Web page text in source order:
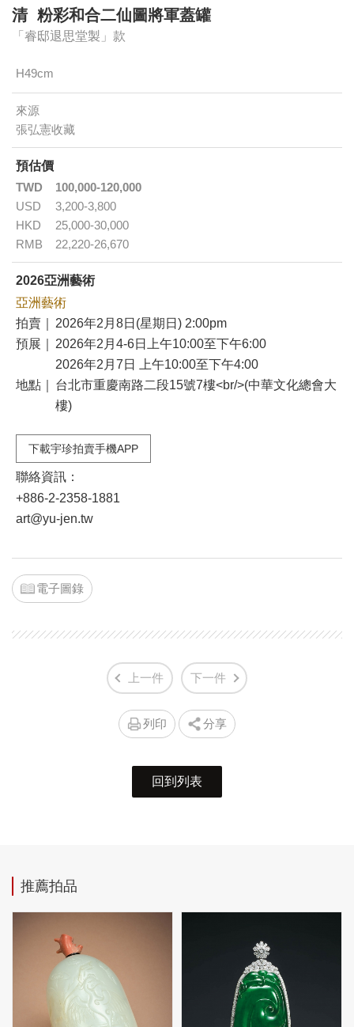
清 粉彩和合二仙圖將軍蓋罐
「睿邸退思堂製」款
H49cm
來源
張弘憲收藏
預估價
TWD
100,000-120,000
USD
3,200-3,800
HKD
25,000-30,000
RMB
22,220-26,670
2026亞洲藝術
亞洲藝術
拍賣｜
2026年2月8日(星期日) 2:00pm
預展｜
2026年2月4-6日上午10:00至下午6:00
2026年2月7日 上午10:00至下午4:00
地點｜
台北市重慶南路二段15號7樓<br/>(中華文化總會大
樓)
下載宇珍拍賣手機APP
聯絡資訊：
+886-2-2358-1881
art@yu-jen.tw
電子圖錄
上一件 下一件
列印 分享
回到列表
推薦拍品